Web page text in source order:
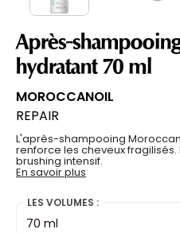
Après-
hydratant 70 ml
MOROCCANOIL
REPAIR
L'après-shampooing
renforce les cheveux
brushing intensif.
En savoir plus
LES VOLUMES :
70 ml